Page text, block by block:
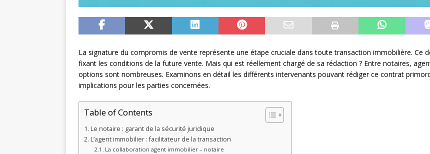
La signature du compromis de vente représente une étape cruciale dans toute transaction immobilière. Ce
fixant les conditions de la future vente. Mais qui est réellement chargé de sa rédaction ? Entre notaires,
options sont nombreuses. Examinons en détail les différents intervenants pouvant rédiger ce contrat
implications pour les parties concernées.
Table of Contents
Le notaire : garant de la sécurité juridique
L’agent immobilier : facilitateur de la transaction
La collaboration agent immobilier – notaire